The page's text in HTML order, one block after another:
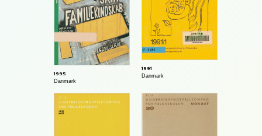
1995
Danmark
1991
Danmark